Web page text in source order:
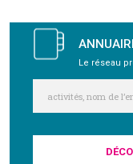
Le réseau